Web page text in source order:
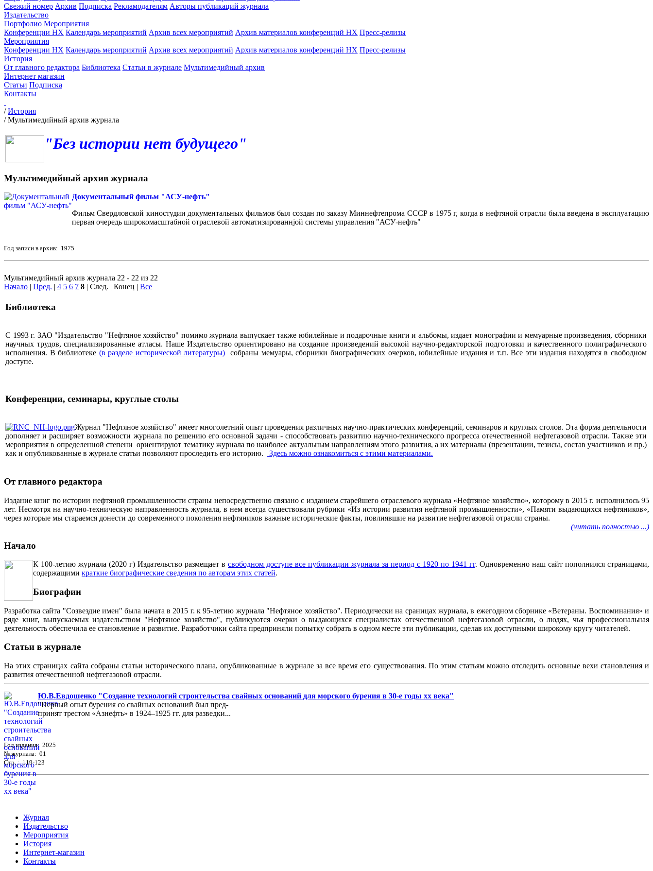
Свежий номер Архив Подписка Рекламодателям Авторы публикаций журнала
Издательство
Портфолио Мероприятия
Конференции НХ Календарь мероприятий Архив всех мероприятий Архив материалов конференций НХ Пресс-релизы
Мероприятия
Конференции НХ Календарь мероприятий Архив всех мероприятий Архив материалов конференций НХ Пресс-релизы
История
От главного редактора Библиотека Статьи в журнале Мультимедийный архив
Интернет магазин
Статьи Подписка
Контакты
/История
/Мультимедийный архив журнала
"Без истории нет будущего"
Мультимедийный архив журнала
Документальный фильм "АСУ-нефть"
Фильм Свердловской киностудии документальных фильмов был создан по заказу Миннефтепрома СССР в 1975 г, когда в нефтяной отрасли была введена в эксплуатацию
первая очередь широкомасштабной отраслевой автоматизированнjой системы управления "АСУ-нефть"
Год записи в архив: 1975
Мультимедийный архив журнала 22 - 22 из 22
Начало | Пред. | 4 5 6 7 8 | След. | Конец | Все
Библиотека
С 1993 г. ЗАО "Издательство "Нефтяное хозяйство" помимо журнала выпускает также юбилейные и подарочные книги и альбомы, издает монографии и мемуарные произведения, сборники
научных трудов, специализированные атласы. Наше Издательство ориентировано на создание произведений высокой научно-редакторской подготовки и качественного полиграфического
исполнения. В библиотеке (в разделе исторической литературы) собраны мемуары, сборники биографических очерков, юбилейные издания и т.п. Все эти издания находятся в свободном
доступе.
Конференции, семинары, круглые столы
Журнал "Нефтяное хозяйство" имеет многолетний опыт проведения различных научно-практических конференций, семинаров и круглых столов. Эта форма деятельности
дополняет и расширяет возможности журнала по решению его основной задачи - способствовать развитию научно-технического прогресса отечественной нефтегазовой отрасли. Также эти
мероприятия в определенной степени ориентируют тематику журнала по наиболее актуальным направлениям этого развития, а их материалы (презентации, тезисы, состав участников и пр.)
как и опубликованные в журнале статьи позволяют проследить его историю.
Здесь можно ознакомиться с этими материалами.
От главного редактора
Издание книг по истории нефтяной промышленности страны непосредственно связано с изданием старейшего отраслевого журнала «Нефтяное хозяйство», которому в 2015 г. исполнилось 95
лет. Несмотря на научно-техническую направленность журнала, в нем всегда существовали рубрики «Из истории развития нефтяной промышленности», «Памяти выдающихся нефтяников»,
через которые мы стараемся донести до современного поколения нефтяников важные исторические факты, повлиявшие на развитие нефтегазовой отрасли страны.
(читать полностью ...)
Начало
К 100-летию журнала (2020 г) Издательство размещает в свободном доступе все публикации журнала за период с 1920 по 1941 гг. Одновременно наш сайт пополнился страницами,
содержащими краткие биографические сведения по авторам этих статей.
Биографии
Разработка сайта "Созвездие имен" была начата в 2015 г. к 95-летию журнала "Нефтяное хозяйство". Периодически на сраницах журнала, в ежегодном сборнике «Ветераны. Воспоминания» и
ряде книг, выпускаемых издательством "Нефтяное хозяйство", публикуются очерки о выдающихся специалистах отечественной нефтегазовой отрасли, о людях, чья профессиональная
деятельность обеспечила ее становление и развитие. Разработчики сайта предприняли попытку собрать в одном месте эти публикации, сделав их доступными широкому кругу читателей.
Статьи в журнале
На этих страницах сайта собраны статьи исторического плана, опубликованные в журнале за все время его существования. По этим статьям можно отследить основные вехи становления и
развития отечественной нефтегазовой отрасли.
Ю.В.Евдошенко "Создание технологий строительства свайных оснований для морского бурения в 30-е годы хх века"
"Первый опыт бурения со свайных оснований был пред-
принят трестом «Азнефть» в 1924–1925 гг. для разведки...
Год издания: 2025
№ журнала: 01
Стр. : 119-123
Журнал
Издательство
Мероприятия
История
Интернет-магазин
Контакты